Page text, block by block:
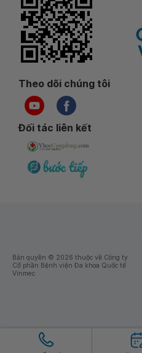
Theo dõi chúng tôi
Đối tác liên kết
Bản quyền © 2026 thuộc về Công ty
Cổ phần Bệnh viện Đa khoa Quốc tế
Vinmec